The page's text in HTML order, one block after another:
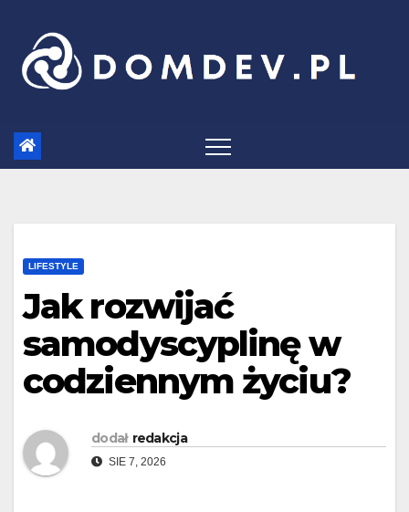
content
LIFESTYLE
Jak rozwijać
samodyscyplinę w
codziennym życiu?
dodał redakcja
SIE 7, 2026